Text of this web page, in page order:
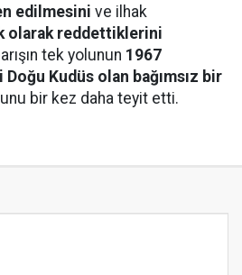
edilmesini ve ilhak
olarak reddettiklerini
tek yolunun 1967
Doğu Kudüs olan bağımsız bir
bir kez daha teyit etti.